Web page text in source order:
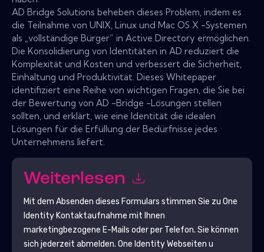
AD Bridge Solutions beheben dieses Problem, indem es
die Teilnahme von UNIX, Linux und Mac OS X -Systemen
als „vollständige Bürger“ in Active Directory ermöglichen.
Die Konsolidierung von Identitäten in AD reduziert die
Komplexität und Kosten und verbessert die Sicherheit,
Einhaltung und Produktivität. Dieses Whitepaper
identifiziert eine Reihe von wichtigen Fragen, die Sie bei
der Bewertung von AD -Bridge -Lösungen stellen
sollten, und erklärt, wie eine Identität die idealen
Lösungen für die Erfüllung der Bedürfnisse jedes
Unternehmens liefert.
Weiterlesen
Mit dem Absenden dieses Formulars stimmen Sie zu One
IdentityKontaktaufnahme mit Ihnen
marketingbezogene E-Mails oder per Telefon. Sie können
sich jederzeit abmelden. One IdentityWebseiten u